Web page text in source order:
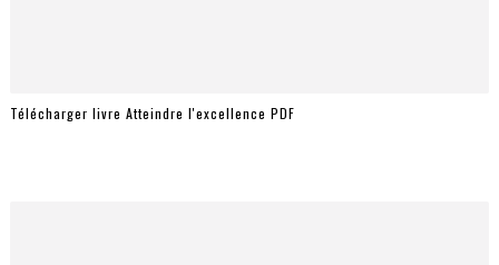
Télécharger livre Atteindre l'excellence PDF